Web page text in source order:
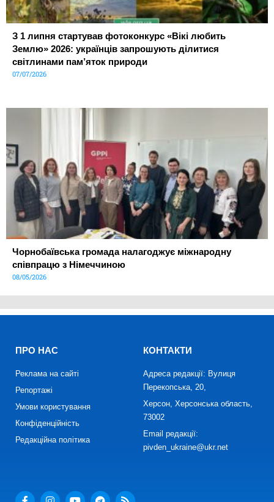
З 1 липня стартував фотоконкурс «Вікі любить
Землю» 2026: українців запрошують ділитися
світлинами пам’яток природи
07/07/2026
Чорнобаївська громада налагоджує міжнародну
співпрацю з Німеччиною
08/05/2026
ПРО НАС
Реклама на сайті
Репортажі
Умови користування
Конфіденційність
Редакційна політика
КОНТАКТИ
Адреса редакції: Вулиця
Перекопська, 20,
Херсон, Херсонська область,
73002
Email редакції:
pivden_ukraine@ukr.net